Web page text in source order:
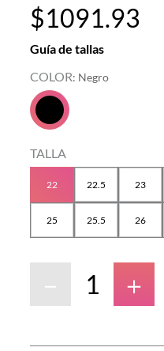
$1091.93
Guía de tallas
COLOR: Negro
TALLA
22 22.5 23
25 25.5 26
＋
－